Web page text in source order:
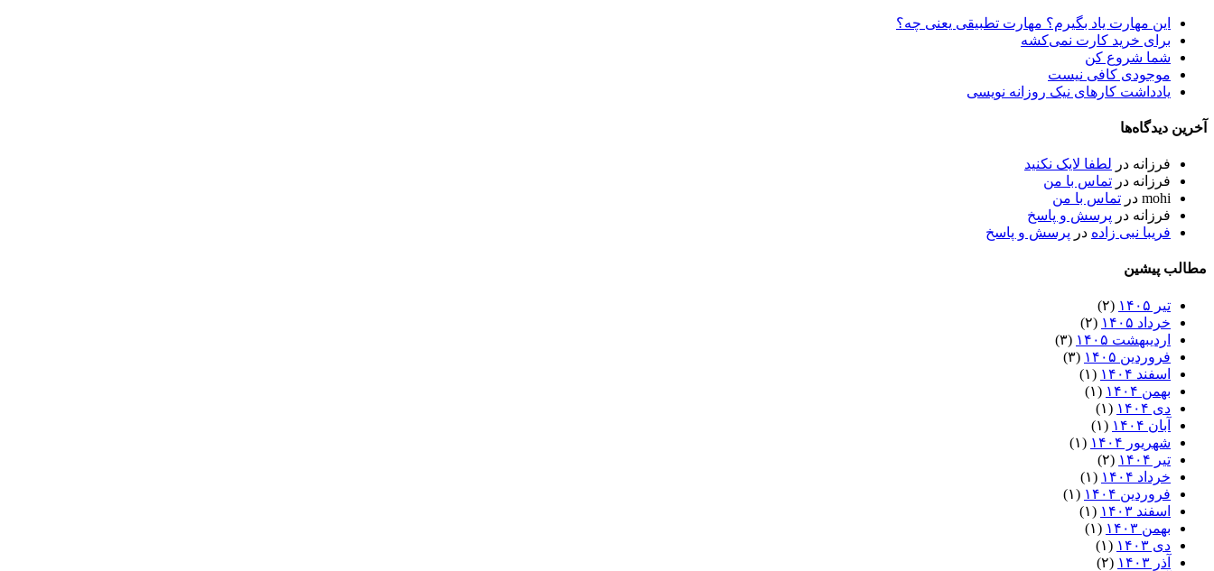
این مهارت یاد بگیرم؟ مهارت تطبیقی یعنی چه؟
برای خرید کارت نمی‌‌کشه
شما شروع کن
موجودی کافی نیست
یادداشت کارهای نیک روزانه نویسی
آخرین دیدگاه‌ها
فرزانه در لطفا لایک نکنید
فرزانه در تماس با من
mohi در تماس با من
فرزانه در پرسش و پاسخ
فریبا نبی زاده در پرسش و پاسخ
مطالب پیشین
تیر ۱۴۰۵
(۲)
خرداد ۱۴۰۵
(۲)
اردیبهشت ۱۴۰۵
(۳)
فروردین ۱۴۰۵
(۳)
اسفند ۱۴۰۴
(۱)
بهمن ۱۴۰۴
(۱)
دی ۱۴۰۴
(۱)
آبان ۱۴۰۴
(۱)
شهریور ۱۴۰۴
(۱)
تیر ۱۴۰۴
(۲)
خرداد ۱۴۰۴
(۱)
فروردین ۱۴۰۴
(۱)
اسفند ۱۴۰۳
(۱)
بهمن ۱۴۰۳
(۱)
دی ۱۴۰۳
(۱)
آذر ۱۴۰۳
(۲)